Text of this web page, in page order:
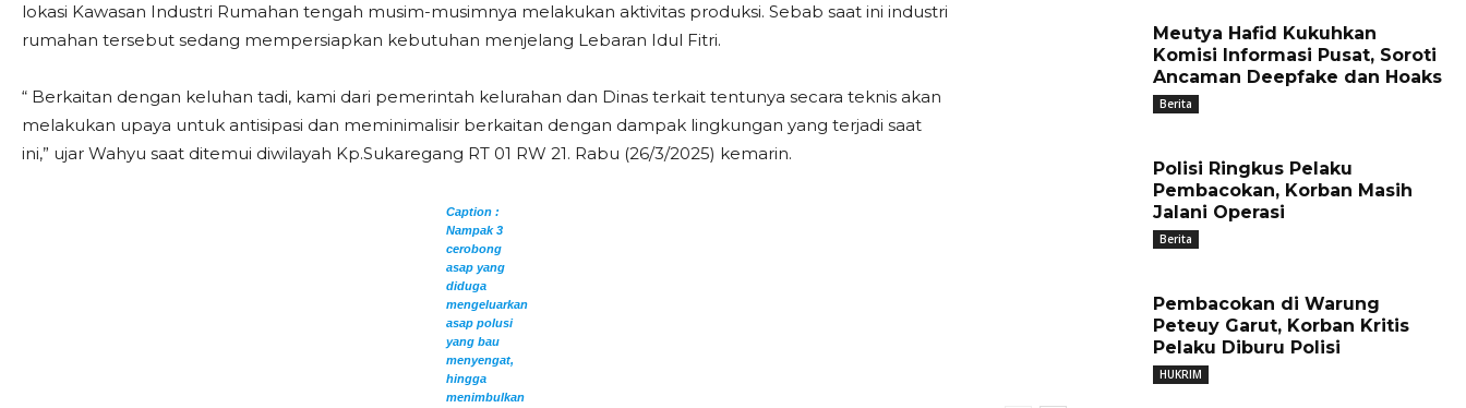
lokasi Kawasan Industri Rumahan tengah musim-musimnya melakukan aktivitas produksi. Sebab saat ini industri
rumahan tersebut sedang mempersiapkan kebutuhan menjelang Lebaran Idul Fitri.
“ Berkaitan dengan keluhan tadi, kami dari pemerintah kelurahan dan Dinas terkait tentunya secara teknis akan
melakukan upaya untuk antisipasi dan meminimalisir berkaitan dengan dampak lingkungan yang terjadi saat
ini,” ujar Wahyu saat ditemui diwilayah Kp.Sukaregang RT 01 RW 21. Rabu (26/3/2025) kemarin.
Caption :
Nampak 3
cerobong
asap yang
diduga
mengeluarkan
asap polusi
yang bau
menyengat,
hingga
menimbulkan
Meutya Hafid Kukuhkan
Komisi Informasi Pusat, Soroti
Ancaman Deepfake dan Hoaks
Berita
Polisi Ringkus Pelaku
Pembacokan, Korban Masih
Jalani Operasi
Berita
Pembacokan di Warung
Peteuy Garut, Korban Kritis
Pelaku Diburu Polisi
HUKRIM